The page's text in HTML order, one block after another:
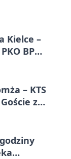
Kielce –
BP
– KTS
z
1 (Grupa I)